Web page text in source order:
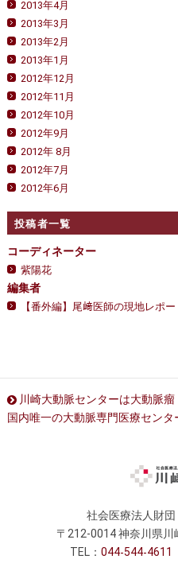
2013年4月
2013年3月
2013年2月
2013年1月
2012年12月
2012年11月
2012年10月
2012年9月
2012年 8月
2012年7月
2012年6月
投稿者一覧
コーディネーター
紫陽花
編集者
【番外編】尾﨑医師の現地レポ
川崎大動脈センターは大動脈
国内唯一の大動脈専門医療センタ
社会医療法人財
〒212-0014 神奈川県
TEL：044 544 4611